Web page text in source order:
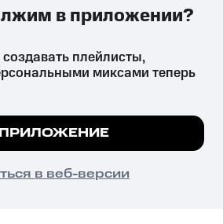
ПРИЛОЖЕНИЕ
их аналогов причиняет вред здоровью,
и влечёт установленную
чтобы на сайте все
ПОНЯТНО
плейлисты,
миксами теперь
в веб-версии